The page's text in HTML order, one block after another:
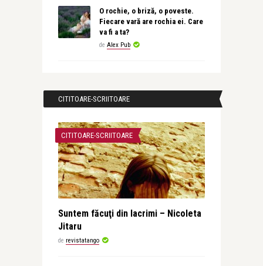
O rochie, o briză, o poveste.
Fiecare vară are rochia ei. Care
va fi a ta?
de Alex Pub
CITITOARE-SCRIITOARE
CITITOARE-SCRIITOARE
Suntem făcuţi din lacrimi – Nicoleta
Jitaru
de revistatango